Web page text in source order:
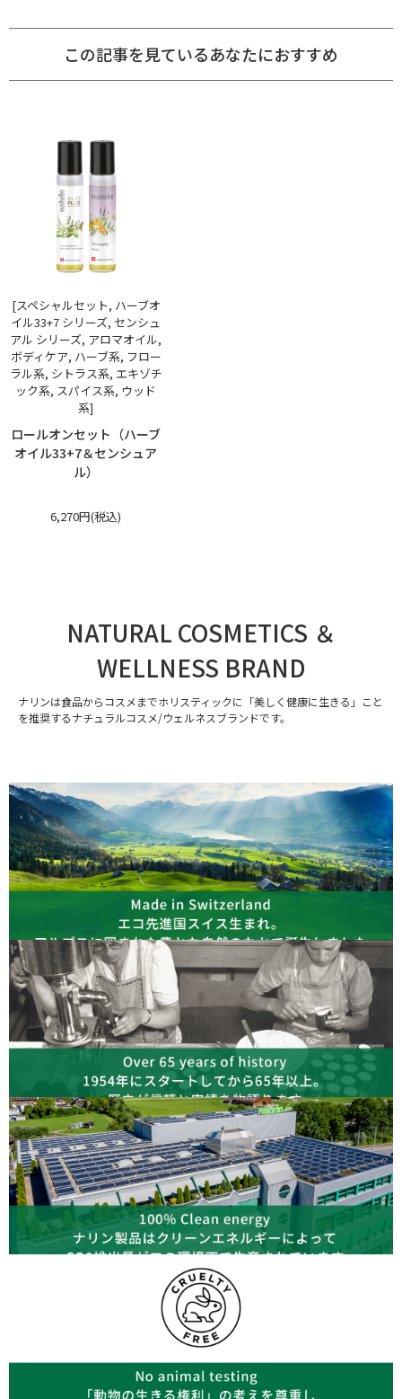
この記事を見ているあなたにおすすめ
[スペシャルセット, ハーブオ
イル33+7 シリーズ, センシュ
アル シリーズ, アロマオイル,
ボディケア, ハーブ系, フロー
ラル系, シトラス系, エキゾチ
ック系, スパイス系, ウッド
系]
ロールオンセット（ハーブ
オイル33+7＆センシュア
ル）
6,270円(税込)
NATURAL COSMETICS ＆
WELLNESS BRAND
ナリンは食品からコスメまでホリスティックに「美しく健康に生きる」こと
を推奨するナチュラルコスメ/ウェルネスブランドです。